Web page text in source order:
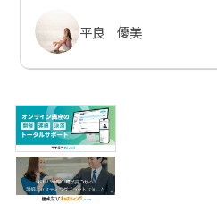
平良 優美